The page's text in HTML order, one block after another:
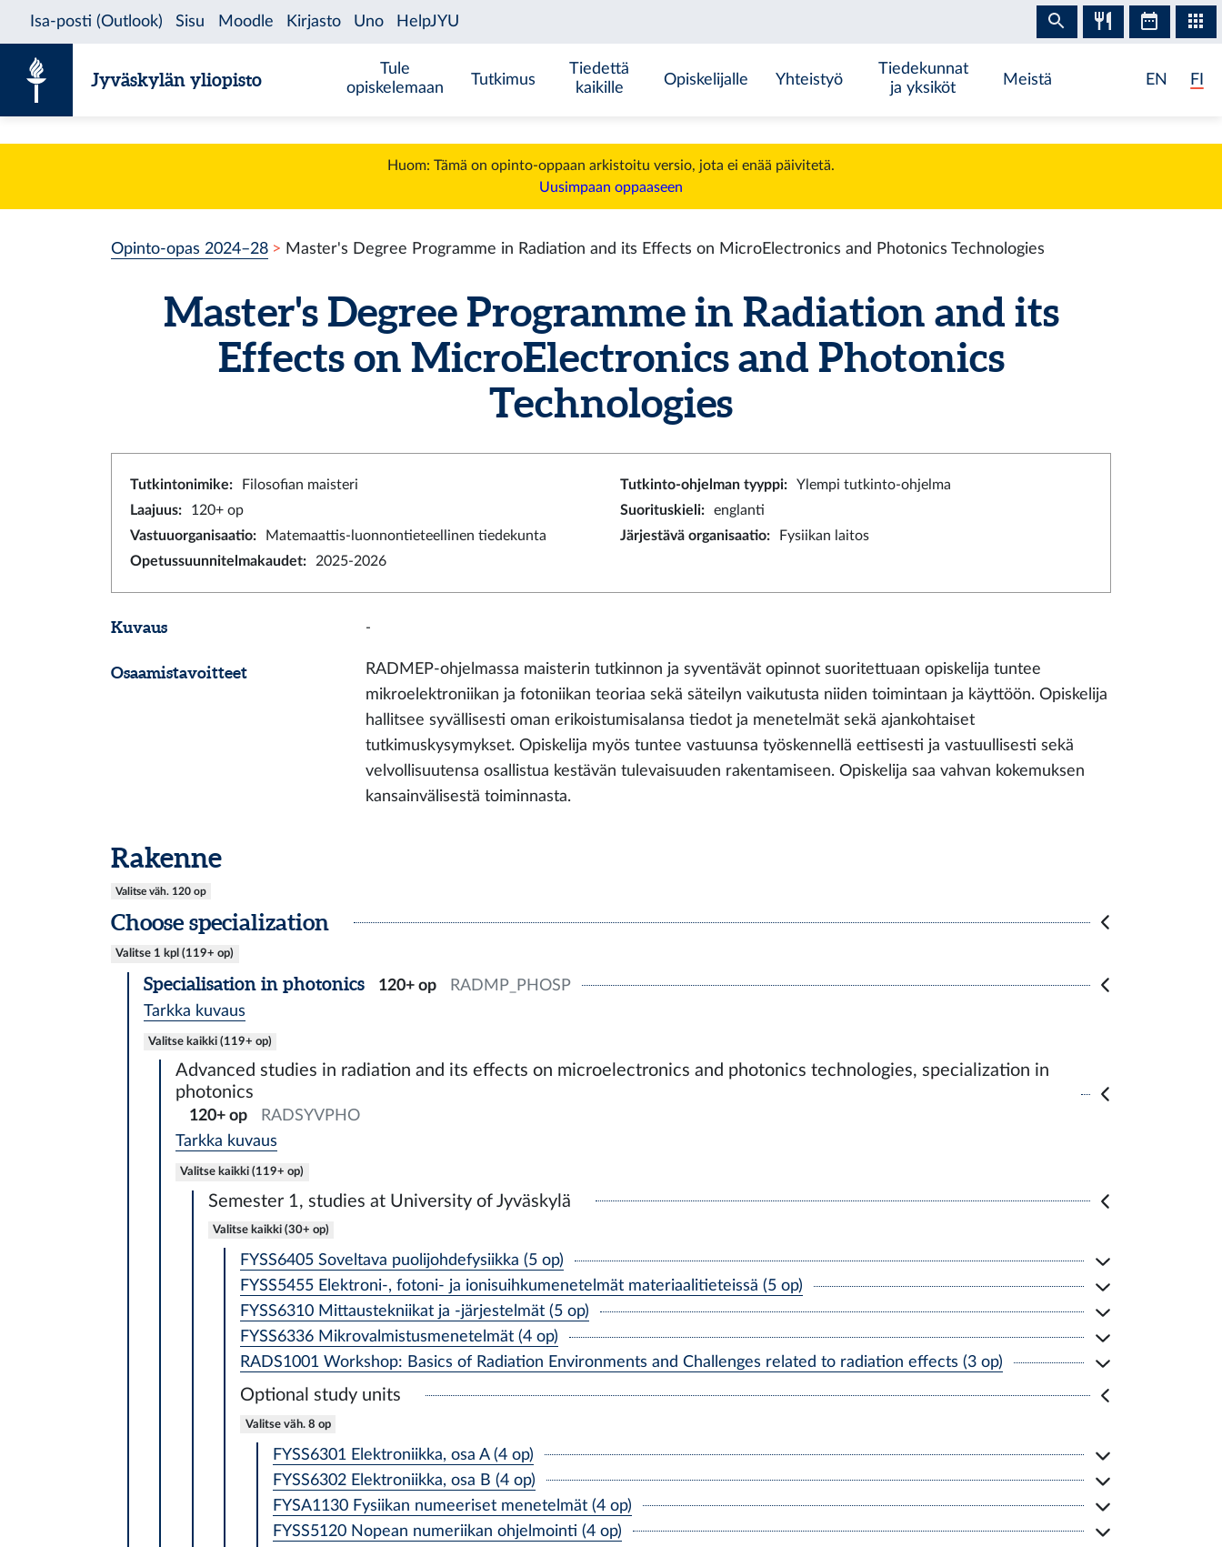
Jyväskylän yliopisto
Tule
opiskelemaan
Tutkimus
Tiedettä
kaikille
Opiskelijalle Yhteistyö
Tiedekunnat
ja yksiköt
Meistä EN FI
Huom: Tämä on opinto-oppaan arkistoitu versio, jota ei enää päivitetä.
Uusimpaan oppaaseen
Opinto-opas 2024–28 Master's Degree Programme in Radiation and its Effects on MicroElectronics and Photonics Technologies
Master's Degree Programme in Radiation and its
Effects on MicroElectronics and Photonics
Technologies
Tutkintonimike: Filosofian maisteri Tutkinto-ohjelman tyyppi:
Ylempi tutkinto-ohjelma
Laajuus: 120+ op Suorituskieli:
englanti
Vastuuorganisaatio: Matemaattis-luonnontieteellinen tiedekunta Järjestävä organisaatio:
Fysiikan laitos
Opetussuunnitelmakaudet: 2025-2026
Kuvaus -
Osaamistavoitteet
RADMEP-ohjelmassa maisterin tutkinnon ja syventävät opinnot suoritettuaan opiskelija tuntee
mikroelektroniikan ja fotoniikan teoriaa sekä säteilyn vaikutusta niiden toimintaan ja käyttöön. Opiskelija
hallitsee syvällisesti oman erikoistumisalansa tiedot ja menetelmät sekä ajankohtaiset
tutkimuskysymykset. Opiskelija myös tuntee vastuunsa työskennellä eettisesti ja vastuullisesti sekä
velvollisuutensa osallistua kestävän tulevaisuuden rakentamiseen. Opiskelija saa vahvan kokemuksen
kansainvälisestä toiminnasta.
Rakenne
Valitse väh. 120 op
Choose specialization
Valitse 1 kpl (119+ op)
Specialisation in photonics 120+ op
RADMP_PHOSP
Tarkka kuvaus
Valitse kaikki (119+ op)
Advanced studies in radiation and its effects on microelectronics and photonics technologies, specialization in
photonics
120+ op
RADSYVPHO
Tarkka kuvaus
Valitse kaikki (119+ op)
Semester 1, studies at University of Jyväskylä
Valitse kaikki (30+ op)
FYSS6405 Soveltava puolijohdefysiikka (5 op)
FYSS5455 Elektroni-, fotoni- ja ionisuihkumenetelmät materiaalitieteissä (5 op)
FYSS6310 Mittaustekniikat ja -järjestelmät (5 op)
FYSS6336 Mikrovalmistusmenetelmät (4 op)
RADS1001 Workshop: Basics of Radiation Environments and Challenges related to radiation effects (3 op)
Optional study units
Valitse väh. 8 op
FYSS6301 Elektroniikka, osa A (4 op)
FYSS6302 Elektroniikka, osa B (4 op)
FYSA1130 Fysiikan numeeriset menetelmät (4 op)
FYSS5120 Nopean numeriikan ohjelmointi (4 op)